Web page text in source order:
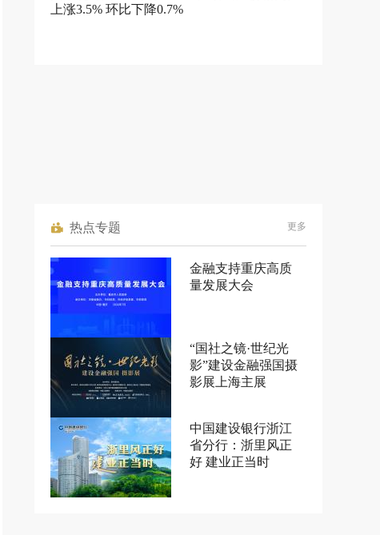
上涨3.5% 环比下降0.7%
热点专题 更多
金融支持重庆高质
量发展大会
“国社之镜·世纪光
影”建设金融强国摄
影展上海主展
中国建设银行浙江
省分行：浙里风正
好 建业正当时